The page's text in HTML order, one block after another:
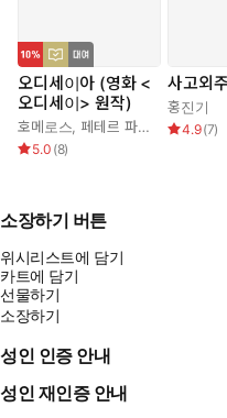
전력을 공급한다. 선박과 항공
를 뿌리며, 베셀링과 같은 정유
부터 플라스틱과 화학물질을 만
물질의 세계 | 에드 콘웨이, 이종
오디세이아 (영화 <
오디세이> 원작)
호메로스 페테르 파울 루벤스 ,박문
5.0 (8)
사고외주
홍진기
4.9(7)
소장하기 버튼
위시리스트에 담기
카트에 담기
선물하기
소장하기
성인 인증 안내
성인 재인증 안내